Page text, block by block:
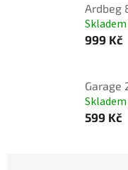
Ardbeg
Skladem
999 Kč
Garage
Skladem
599 Kč